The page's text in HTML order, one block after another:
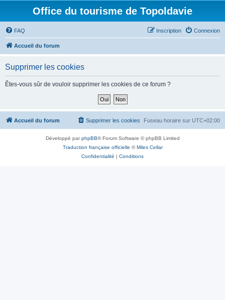
Office du tourisme de Topoldavie
FAQ Connexion
Inscription
Accueil du forum
Supprimer les cookies
Êtes-vous sûr de vouloir supprimer les cookies de ce forum ?
Accueil du forum Fuseau horaire sur UTC+02:00
Supprimer les cookies
Développé parphpBB® Forum Software © phpBB Limited
Traduction française officielle ©Miles Cellar
Confidentialité | Conditions